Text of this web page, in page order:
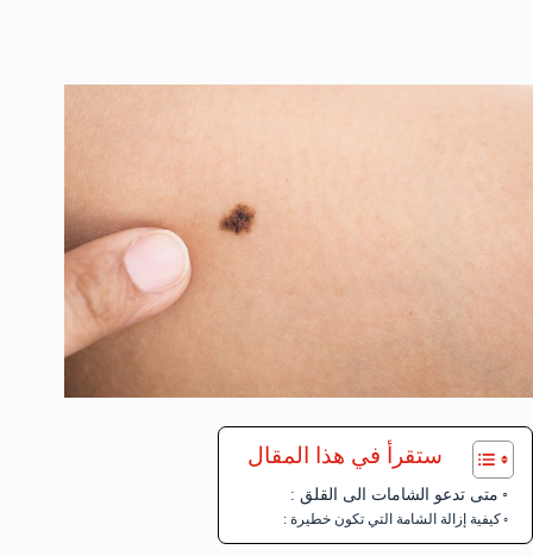
ستقرأ في هذا المقال
متى تدعو الشامات الى القلق :
كيفية إزالة الشامة التي تكون خطيرة :